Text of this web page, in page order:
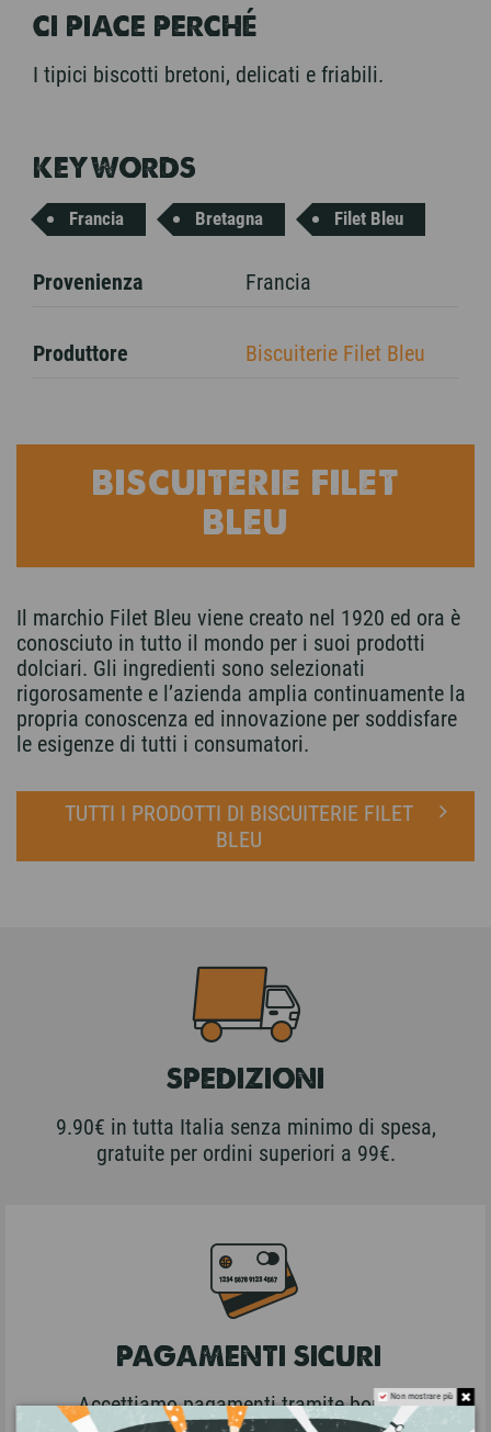
CI PIACE PERCHÉ
I tipici biscotti bretoni, delicati e friabili.
KEYWORDS
Francia Bretagna Filet Bleu
Provenienza Francia
Produttore Biscuiterie Filet Bleu
BISCUITERIE FILET
BLEU
Il marchio Filet Bleu viene creato nel 1920 ed ora è
conosciuto in tutto il mondo per i suoi prodotti
dolciari. Gli ingredienti sono selezionati
rigorosamente e l’azienda amplia continuamente la
propria conoscenza ed innovazione per soddisfare
le esigenze di tutti i consumatori.
TUTTI I PRODOTTI DI BISCUITERIE FILET
BLEU
SPEDIZIONI
9.90€ in tutta Italia senza minimo di spesa,
gratuite per ordini superiori a 99€.
PAGAMENTI SICURI
Accettiamo pagamenti tramite bonificoNon mostrare più